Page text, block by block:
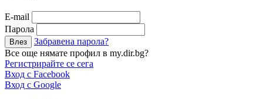
Е-mail
Парола
Забравена парола?
Все още нямате профил в my.dir.bg?
Регистрирайте се сега
Вход с Facebook
Вход с Google